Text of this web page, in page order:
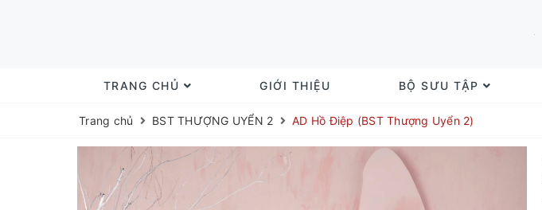
TRANG CHỦ GIỚI THIỆU BỘ SƯU TẬP
Trang chủ BST THƯỢNG UYỂN 2 AD Hồ Điệp (BST Thượng Uyển 2)